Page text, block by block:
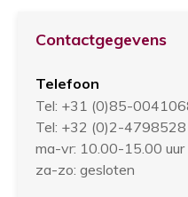
Contactgegevens
Telefoon
Tel: +31 (0)85-
Tel: +32 (0)2-4798528
ma-vr: 10.00-15.00 uur
za-zo: gesloten